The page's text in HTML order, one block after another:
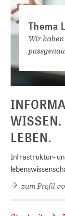
Thema
Wir
WISSEN.
LEBEN.
Infrastruktur-
zum Profil